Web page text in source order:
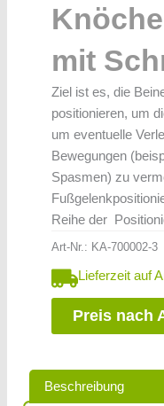
mit
Ziel ist es, die
positionieren, um
um eventuelle
Bewegungen
Spasmen) zu
Reihe der
Art-Nr.: KA-700002-3
Lieferzeit auf
Preis nach
Beschreibung